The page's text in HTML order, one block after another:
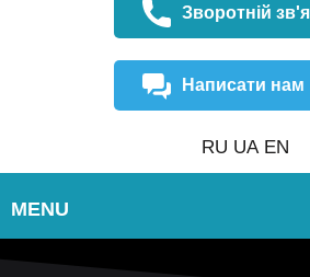
Зворотній
Написати нам
RU UA EN